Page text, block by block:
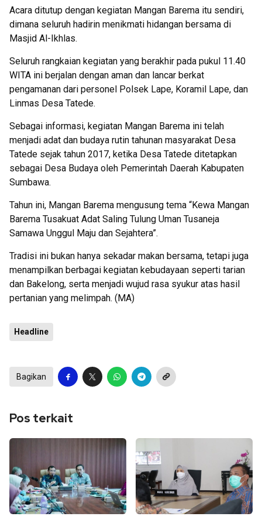
Acara ditutup dengan kegiatan Mangan Barema itu sendiri,
dimana seluruh hadirin menikmati hidangan bersama di
Masjid Al-Ikhlas.
Seluruh rangkaian kegiatan yang berakhir pada pukul 11.40
WITA ini berjalan dengan aman dan lancar berkat
pengamanan dari personel Polsek Lape, Koramil Lape, dan
Linmas Desa Tatede.
Sebagai informasi, kegiatan Mangan Barema ini telah
menjadi adat dan budaya rutin tahunan masyarakat Desa
Tatede sejak tahun 2017, ketika Desa Tatede ditetapkan
sebagai Desa Budaya oleh Pemerintah Daerah Kabupaten
Sumbawa.
Tahun ini, Mangan Barema mengusung tema “Kewa Mangan
Barema Tusakuat Adat Saling Tulung Uman Tusaneja
Samawa Unggul Maju dan Sejahtera”.
Tradisi ini bukan hanya sekadar makan bersama, tetapi juga
menampilkan berbagai kegiatan kebudayaan seperti tarian
dan Bakelong, serta menjadi wujud rasa syukur atas hasil
pertanian yang melimpah. (MA)
Headline
Bagikan
Pos terkait